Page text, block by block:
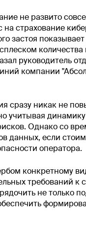
не развито
страхование
застоя
руководитель
компании
сразу никак не
учитывая
Однако со
данных, если
оператора.
конкретному
требований к
не только